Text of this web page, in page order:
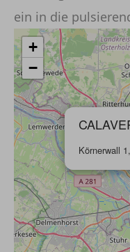
ein in die
Körnerwall
+
−